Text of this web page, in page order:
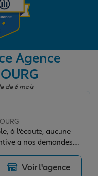
Agence
de 6 mois
a nos demandes.
agence
Voir l'agence